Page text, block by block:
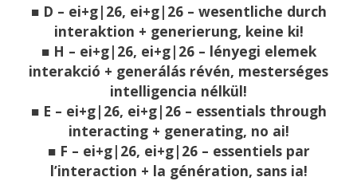
■ D – ei+g|26, ei+g|26 – wesentliche durch
interaktion + generierung, keine ki!
■ H – ei+g|26, ei+g|26 – lényegi elemek
interakció + generálás révén, mesterséges
intelligencia nélkül!
■ E – ei+g|26, ei+g|26 – essentials through
interacting + generating, no ai!
■ F – ei+g|26, ei+g|26 – essentiels par
l’interaction + la génération, sans ia!